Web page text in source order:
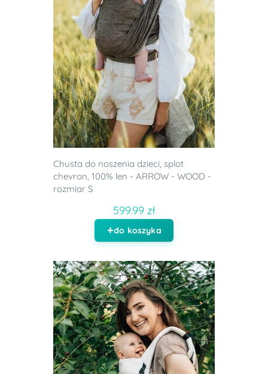
Chusta do noszenia dzieci, splot
chevron, 100% len - ARROW - WOOD -
rozmiar S
599.99 zł
do koszyka